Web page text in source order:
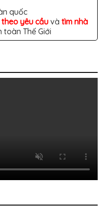
quốc
yêu cầu và tìm nhà
toàn Thế Giới